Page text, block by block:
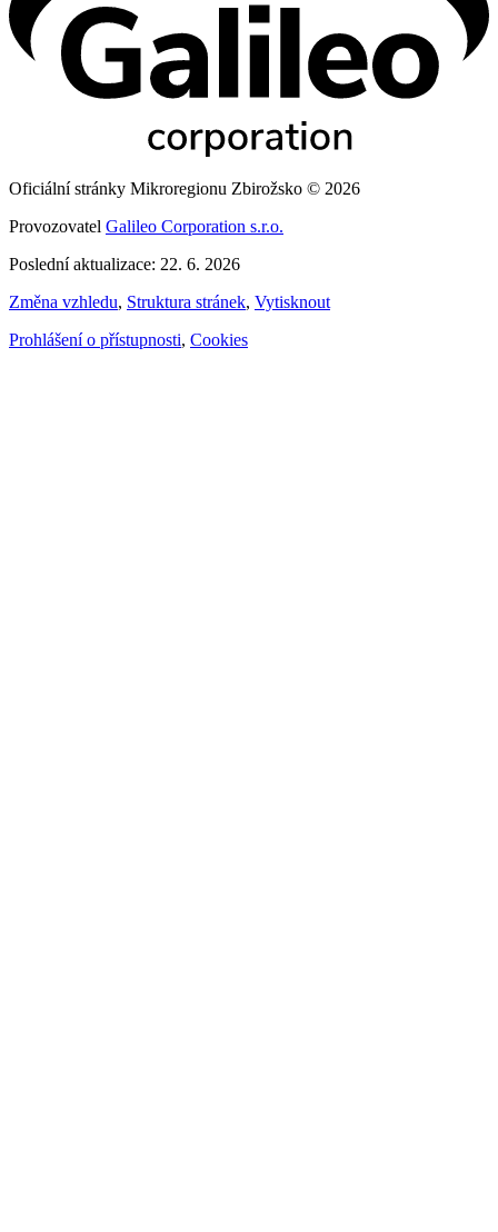
Oficiální stránky Mikroregionu Zbirožsko © 2026
Provozovatel Galileo Corporation s.r.o.
Poslední aktualizace: 22. 6. 2026
Změna vzhledu, Struktura stránek, Vytisknout
Prohlášení o přístupnosti, Cookies